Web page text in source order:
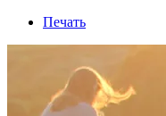
Печать